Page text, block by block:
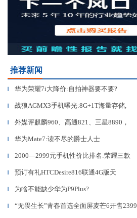
推荐新闻
▎ 华为荣耀7i大降价:自拍神器要不要?
▎ 战狼AGMX3手机曝光:8G+1T海量存储,
▎ 外媒评麒麟960、高通821、三星8890，
▎ 华为Mate7:读不尽的爵士人士
▎ 2000—2999元手机性价比排名:荣耀三款
▎ 预订有礼HTCDesire816联通4G版天
▎ 为啥不能缺少华为P9Plus?
▎ “无畏生长”青春首选全面屏麦芒6开售2399